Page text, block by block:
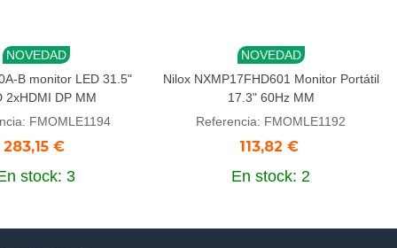
al carrito
NOVEDAD
B monitor LED 31.5"
2xHDMI DP MM
FMOMLE1194
283,15 €
stock: 3
Añadir al carrito
NOVEDAD
Nilox NXMP17FHD601 Monitor Portátil
17.3" 60Hz MM
Referencia: FMOMLE1192
113,82 €
En stock: 2